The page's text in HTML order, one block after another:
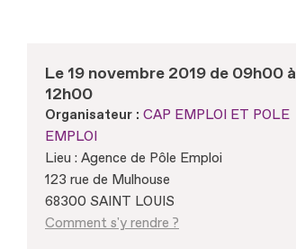
Le 19 novembre 2019 de 09h00 à
12h00
Organisateur : CAP EMPLOI ET POLE
EMPLOI
Lieu : Agence de Pôle Emploi
123 rue de Mulhouse
68300 SAINT LOUIS
Comment s'y rendre ?